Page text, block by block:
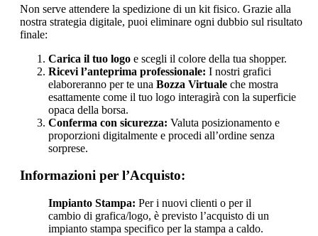
Non serve attendere la spedizione di un kit fisico. Grazie alla
nostra strategia digitale, puoi eliminare ogni dubbio sul risultato
finale:
Carica il tuo logo e scegli il colore della tua shopper.
Ricevi l’anteprima professionale: I nostri grafici
elaboreranno per te una Bozza Virtuale che mostra
esattamente come il tuo logo interagirà con la superficie
opaca della borsa.
Conferma con sicurezza: Valuta posizionamento e
proporzioni digitalmente e procedi all’ordine senza
sorprese.
Informazioni per l’Acquisto:
Impianto Stampa: Per i nuovi clienti o per il
cambio di grafica/logo, è previsto l’acquisto di un
impianto stampa specifico per la stampa a caldo.